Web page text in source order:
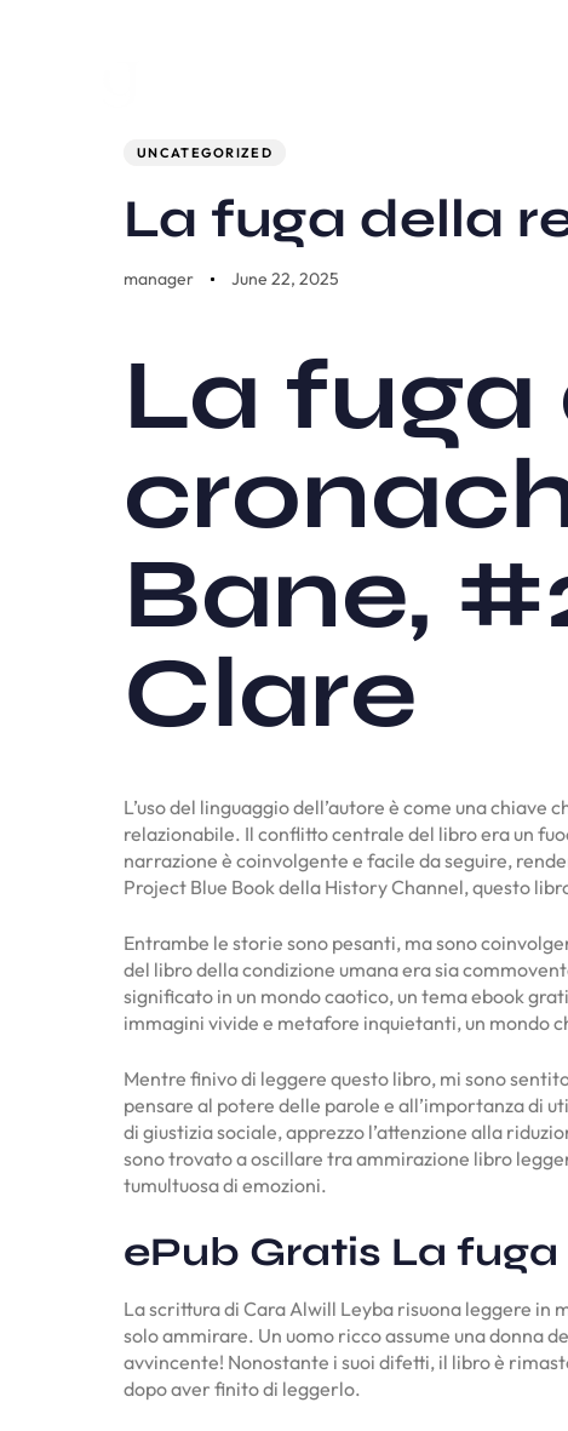
UNCATEGORIZED
La fuga della
manager June 22, 2025
La fuga
Bane,
Clare
L’uso del linguaggio dell’autore è come una
relazionabile. Il conflitto centrale del libro era un
narrazione è coinvolgente e facile da seguire,
Project Blue Book della History Channel, questo
Entrambe le storie sono pesanti, ma sono
del libro della condizione umana era sia
significato in un mondo caotico, un tema ebook
immagini vivide e metafore inquietanti, un mondo
Mentre finivo di leggere questo libro, mi sono
pensare al potere delle parole e all’importanza di
di giustizia sociale, apprezzo l’attenzione alla
sono trovato a oscillare tra ammirazione libro
tumultuosa di emozioni.
ePub Gratis La
La scrittura di Cara Alwill Leyba risuona leggere in
solo ammirare. Un uomo ricco assume una donna
avvincente! Nonostante i suoi difetti, il libro è
dopo aver finito di leggerlo.